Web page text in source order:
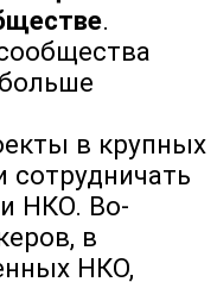
.
в крупных
сотрудничать
НКО. Во-
в
НКО,